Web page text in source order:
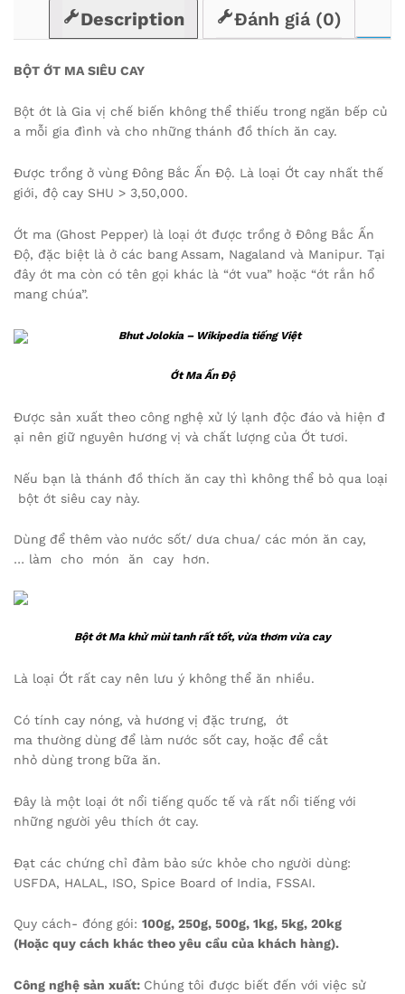
Description Đánh giá (0)
BỘT ỚT MA SIÊU CAY
Bột ớt là Gia vị chế biến không thể thiếu trong ngăn bếp củ
a mỗi gia đình và cho những thánh đồ thích ăn cay.
Được trồng ở vùng Đông Bắc Ấn Độ. Là loại Ớt cay nhất thế
giới, độ cay SHU > 3,50,000.
Ớt ma (Ghost Pepper) là loại ớt được trồng ở Đông Bắc Ấn
Độ, đặc biệt là ở các bang Assam, Nagaland và Manipur. Tại
đây ớt ma còn có tên gọi khác là “ớt vua” hoặc “ớt rắn hổ
mang chúa”.
Ớt Ma Ấn Độ
Được sản xuất theo công nghệ xử lý lạnh độc đáo và hiện đ
ại nên giữ nguyên hương vị và chất lượng của Ớt tươi.
Nếu bạn là thánh đồ thích ăn cay thì không thể bỏ qua loại
bột ớt siêu cay này.
Dùng để thêm vào nước sốt/ dưa chua/ các món ăn cay,
… làm cho món ăn cay hơn.
Bột ớt Ma khử mùi tanh rất tốt, vừa thơm vừa cay
Là loại Ớt rất cay nên lưu ý không thể ăn nhiều.
Có tính cay nóng, và hương vị đặc trưng, ớt
ma thường dùng để làm nước sốt cay, hoặc để cắt
nhỏ dùng trong bữa ăn.
Đây là một loại ớt nổi tiếng quốc tế và rất nổi tiếng với
những người yêu thích ớt cay.
Đạt các chứng chỉ đảm bảo sức khỏe cho người dùng:
USFDA, HALAL, ISO, Spice Board of India, FSSAI.
Quy cách- đóng gói: 100g, 250g, 500g, 1kg, 5kg, 20kg
(Hoặc quy cách khác theo yêu cầu của khách hàng).
Công nghệ sản xuất: Chúng tôi được biết đến với việc sử